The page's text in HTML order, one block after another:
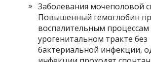
Заболевания мочеполовой
Повышенный гемоглобин
воспалительным процессам
урогенитальном тракте без
бактериальной инфекции,